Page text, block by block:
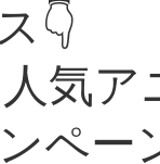
👇
気
ペー